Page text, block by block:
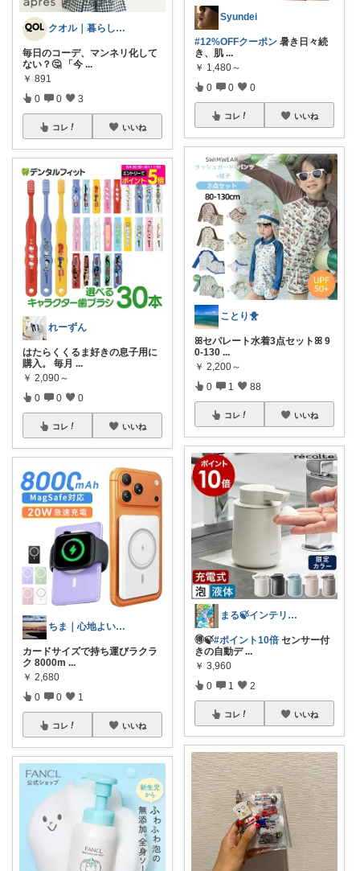
クオル｜暮らしの「質」爆上げ🈁
毎日のコーデ、マンネリ化して
ない？🤔 「今 ...
￥ 891
0 0 3
コレ いいね
れーずん
はたらくくるま好きの息子用に
購入。 毎月 ...
￥ 2,090～
0 0 0
コレ いいね
ちま｜心地よい日常のアイテム🍁
カードサイズで持ち運びラクラ
ク 8000m ...
￥ 2,680
0 0 1
コレ いいね
Syundei
#12%OFFクーポン 暑き日々続
き、肌 ...
￥ 1,480～
0 0 0
コレ いいね
ことり🐥
ꕤセパレート水着3点セットꕤ 9
0-130 ...
￥ 2,200～
0 1 88
コレ いいね
まる🍃インテリア×くらし
🉐🍃#ポイント10倍 センサー付
きの自動デ ...
￥ 3,960
0 1 2
コレ いいね